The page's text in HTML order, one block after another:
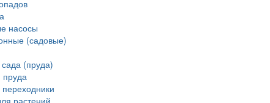
насосы
(садовые)
(пруда)
пруда
растений